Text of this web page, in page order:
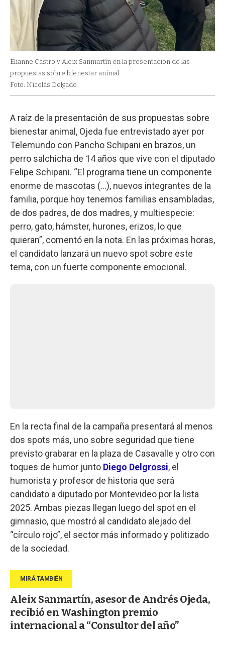
Elianne Castro y Aleix Sanmartín en la presentación de las
propuestas sobre bienestar animal
Foto: Nicolás Delgado
A raíz de la presentación de sus propuestas sobre
bienestar animal, Ojeda fue entrevistado ayer por
Telemundo con Pancho Schipani en brazos, un
perro salchicha de 14 años que vive con el diputado
Felipe Schipani. “El programa tiene un componente
enorme de mascotas (…), nuevos integrantes de la
familia, porque hoy tenemos familias ensambladas,
de dos padres, de dos madres, y multiespecie:
perro, gato, hámster, hurones, erizos, lo que
quieran”, comentó en la nota. En las próximas horas,
el candidato lanzará un nuevo spot sobre este
tema, con un fuerte componente emocional.
En la recta final de la campaña presentará al menos
dos spots más, uno sobre seguridad que tiene
previsto grabarar en la plaza de Casavalle y otro con
toques de humor junto Diego Delgrossi, el
humorista y profesor de historia que será
candidato a diputado por Montevideo por la lista
2025. Ambas piezas llegan luego del spot en el
gimnasio, que mostró al candidato alejado del
“círculo rojo”, el sector más informado y politizado
de la sociedad.
Aleix Sanmartín, asesor de Andrés Ojeda,
recibió en Washington premio
internacional a “Consultor del año”